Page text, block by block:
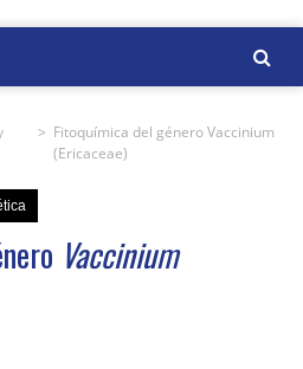
> Fitoquímica del género Vaccinium
(Ericaceae)
Vaccinium